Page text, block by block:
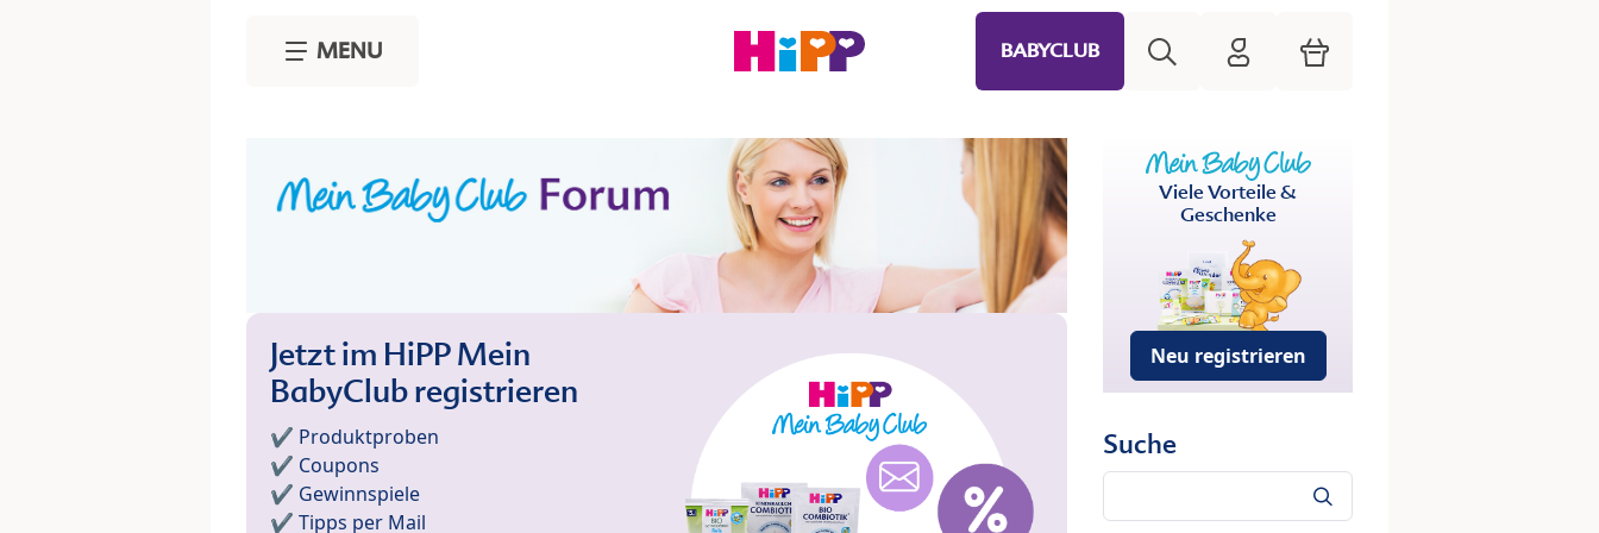
MENU BABYCLUB HiPP Mein Babyclub
Warenkorb
Jetzt im HiPP Mein
BabyClub registrieren
✔️ Produktproben
✔️ Coupons
✔️ Gewinnspiele
✔️ Tipps per Mail
Viele Vorteile &
Geschenke
Neu registrieren
Suche